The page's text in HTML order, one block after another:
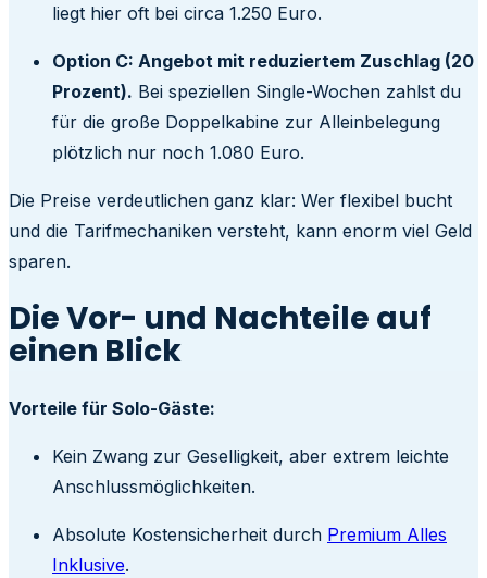
liegt hier oft bei circa 1.250 Euro.
Option C: Angebot mit reduziertem Zuschlag (20
Prozent). Bei speziellen Single-Wochen zahlst du
für die große Doppelkabine zur Alleinbelegung
plötzlich nur noch 1.080 Euro.
Die Preise verdeutlichen ganz klar: Wer flexibel bucht
und die Tarifmechaniken versteht, kann enorm viel Geld
sparen.
Die Vor- und Nachteile auf
einen Blick
Vorteile für Solo-Gäste:
Kein Zwang zur Geselligkeit, aber extrem leichte
Anschlussmöglichkeiten.
Absolute Kostensicherheit durch Premium Alles
Inklusive.